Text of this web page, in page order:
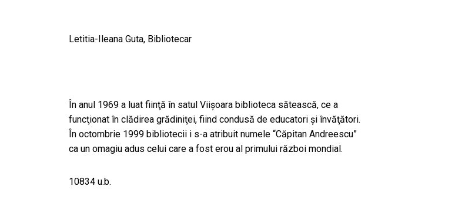
Letitia-Ileana Guta, Bibliotecar
În anul 1969 a luat fiinţă în satul Viişoara biblioteca sătească, ce a
funcţionat în clădirea grădiniţei, fiind condusă de educatori şi învăţători.
În octombrie 1999 bibliotecii i s-a atribuit numele “Căpitan Andreescu”
ca un omagiu adus celui care a fost erou al primului război mondial.
10834 u.b.